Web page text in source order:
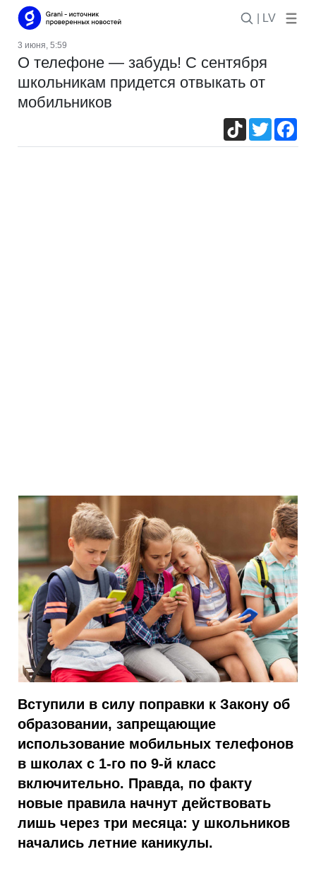
| LV
3 июня, 5:59
О телефоне — забудь! С сентября
школьникам придется отвыкать от
мобильников
TikTokTwitter
Вступили в силу поправки к Закону об
образовании, запрещающие
использование мобильных телефонов
в школах с 1-го по 9-й класс
включительно. Правда, по факту
новые правила начнут действовать
лишь через три месяца: у школьников
начались летние каникулы.